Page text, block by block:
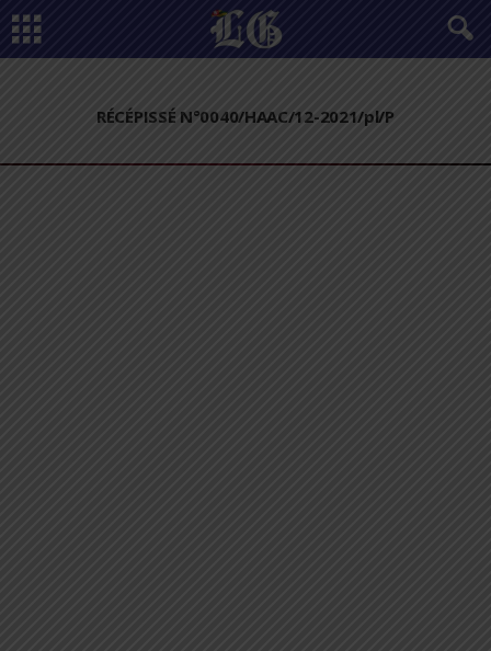
RÉCÉPISSÉ N°0040/HAAC/12-2021/pl/P